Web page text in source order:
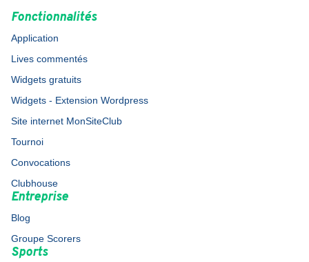
Fonctionnalités
Application
Lives commentés
Widgets gratuits
Widgets - Extension Wordpress
Site internet MonSiteClub
Tournoi
Convocations
Clubhouse
Entreprise
Blog
Groupe Scorers
Sports